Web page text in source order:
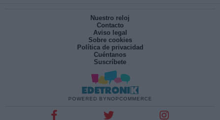
Nuestro reloj
Contacto
Aviso legal
Sobre cookies
Política de privacidad
Cuéntanos
Suscríbete
POWERED BY NOPCOMMERCE